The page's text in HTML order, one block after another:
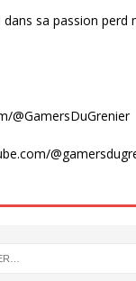
dans sa passion perd
@GamersDuGrenier